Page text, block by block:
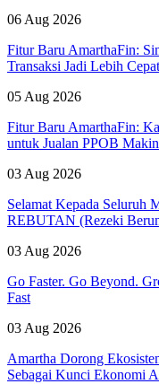
06 Aug 2026
Fitur Baru AmarthaFin:
Transaksi Jadi Lebih
05 Aug 2026
Fitur Baru AmarthaFin:
untuk Jualan PPOB
03 Aug 2026
Selamat Kepada Seluruh
REBUTAN (Rezeki
03 Aug 2026
Go Faster. Go Beyond.
Fast
03 Aug 2026
Amartha Dorong
Sebagai Kunci Ekonomi